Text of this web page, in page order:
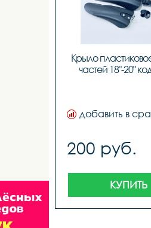
Крыло
частей 18"-20"
добавить в
200 руб.
КУПИТЬ